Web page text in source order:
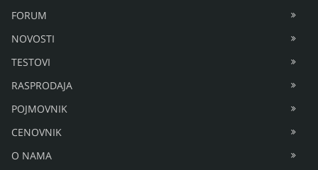
FORUM
NOVOSTI
TESTOVI
RASPRODAJA
POJMOVNIK
CENOVNIK
O NAMA